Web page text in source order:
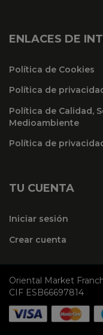
ENLACES DE
Política de Cookies
Política de
Política de Calidad,
Medioambiente
Política de
TU CUENTA
Iniciar sesión
Crear cuenta
Oriental Market
CIF ESB66697814